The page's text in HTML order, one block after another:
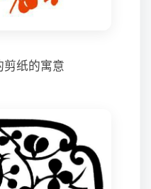
剪纸的寓意